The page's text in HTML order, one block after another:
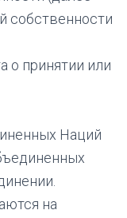
собственности
о принятии или
Наций
на